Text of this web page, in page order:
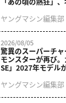
結！
ヤングマシン編集部
2026/08/05
驚異のスーパーチ
モンスターが再び
SE」2027年モデル
ヤングマシン編集部